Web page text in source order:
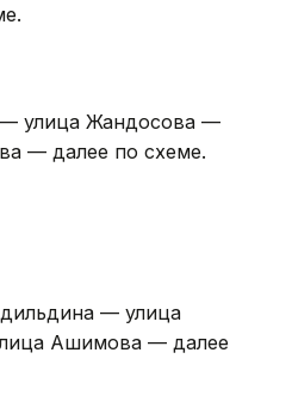
— улица Жандосова —
— далее по схеме.
— улица
Ашимова — далее